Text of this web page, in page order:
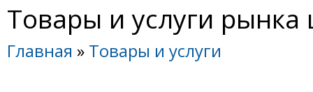
Товары и услуги рынка
Главная » Товары и услуги